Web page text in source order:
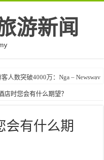
游新闻
人数突破4000万：Nga – Newswav
店时您会有什么期望？
会有什么期